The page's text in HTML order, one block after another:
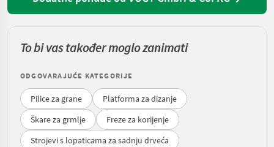
To bi vas također moglo zanimati
ODGOVARAJUĆE KATEGORIJE
Pilice za grane
Platforma za dizanje
Škare za grmlje
Freze za korijenje
Strojevi s lopaticama za sadnju drveća